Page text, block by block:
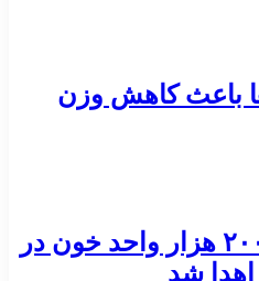
باعث کاهش وزن
بیش از یک میلیون و ۲۰۰ هزار واحد خون در